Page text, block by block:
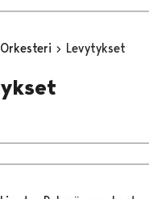
Orkesteri Levytykset